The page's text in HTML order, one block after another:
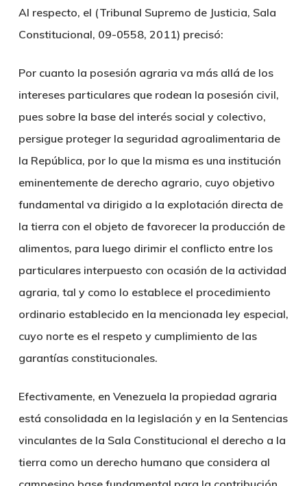
Al respecto, el (Tribunal Supremo de Justicia, Sala
Constitucional, 09-0558, 2011) precisó:
Por cuanto la posesión agraria va más allá de los
intereses particulares que rodean la posesión civil,
pues sobre la base del interés social y colectivo,
persigue proteger la seguridad agroalimentaria de
la República, por lo que la misma es una institución
eminentemente de derecho agrario, cuyo objetivo
fundamental va dirigido a la explotación directa de
la tierra con el objeto de favorecer la producción de
alimentos, para luego dirimir el conflicto entre los
particulares interpuesto con ocasión de la actividad
agraria, tal y como lo establece el procedimiento
ordinario establecido en la mencionada ley especial,
cuyo norte es el respeto y cumplimiento de las
garantías constitucionales.
Efectivamente, en Venezuela la propiedad agraria
está consolidada en la legislación y en la Sentencias
vinculantes de la Sala Constitucional el derecho a la
tierra como un derecho humano que considera al